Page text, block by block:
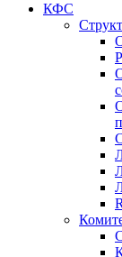
КФС